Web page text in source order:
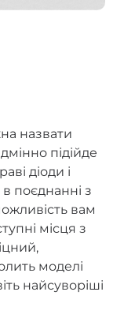
назвати
підійде
діоди і
поєднанні з
вам
місця з
моделі
найсуворіші